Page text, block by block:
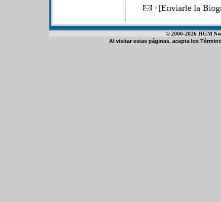
[Enviarle la
© 2000-2026 HGM
Al visitar estas páginas, acepta los